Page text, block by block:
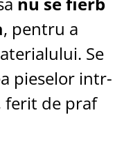
, pentru a
Se
pieselor intr-
ferit de praf